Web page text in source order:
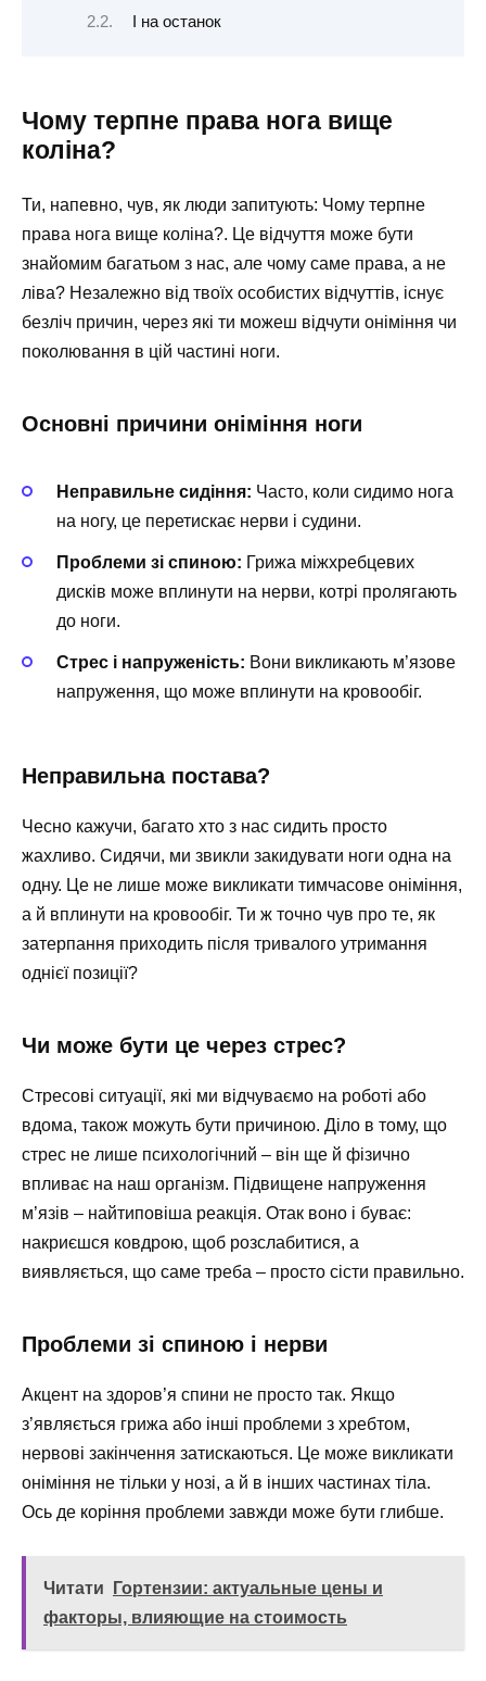
І на останок
Чому терпне права нога вище
коліна?
Ти, напевно, чув, як люди запитують: Чому терпне
права нога вище коліна?. Це відчуття може бути
знайомим багатьом з нас, але чому саме права, а не
ліва? Незалежно від твоїх особистих відчуттів, існує
безліч причин, через які ти можеш відчути оніміння чи
поколювання в цій частині ноги.
Основні причини оніміння ноги
Неправильне сидіння: Часто, коли сидимо нога
на ногу, це перетискає нерви і судини.
Проблеми зі спиною: Грижа міжхребцевих
дисків може вплинути на нерви, котрі пролягають
до ноги.
Стрес і напруженість: Вони викликають м’язове
напруження, що може вплинути на кровообіг.
Неправильна постава?
Чесно кажучи, багато хто з нас сидить просто
жахливо. Сидячи, ми звикли закидувати ноги одна на
одну. Це не лише може викликати тимчасове оніміння,
а й вплинути на кровообіг. Ти ж точно чув про те, як
затерпання приходить після тривалого утримання
однієї позиції?
Чи може бути це через стрес?
Стресові ситуації, які ми відчуваємо на роботі або
вдома, також можуть бути причиною. Діло в тому, що
стрес не лише психологічний – він ще й фізично
впливає на наш організм. Підвищене напруження
м’язів – найтиповіша реакція. Отак воно і буває:
накриєшся ковдрою, щоб розслабитися, а
виявляється, що саме треба – просто сісти правильно.
Проблеми зі спиною і нерви
Акцент на здоров’я спини не просто так. Якщо
з’являється грижа або інші проблеми з хребтом,
нервові закінчення затискаються. Це може викликати
оніміння не тільки у нозі, а й в інших частинах тіла.
Ось де коріння проблеми завжди може бути глибше.
Читати
Гортензии: актуальные цены и
факторы, влияющие на стоимость